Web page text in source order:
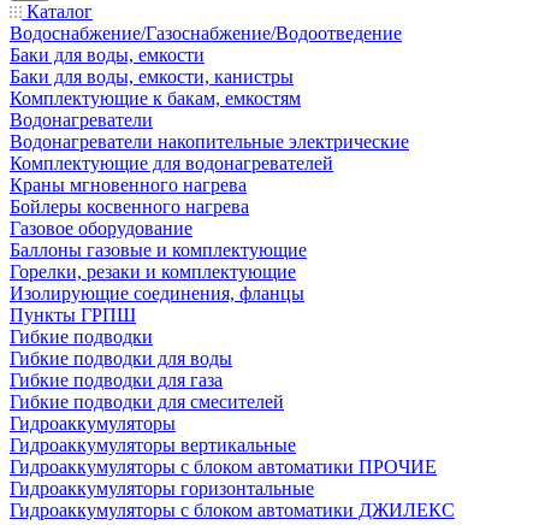
Каталог
Водоснабжение/Газоснабжение/Водоотведение
Баки для воды, емкости
Баки для воды, емкости, канистры
Комплектующие к бакам, емкостям
Водонагреватели
Водонагреватели накопительные электрические
Комплектующие для водонагревателей
Краны мгновенного нагрева
Бойлеры косвенного нагрева
Газовое оборудование
Баллоны газовые и комплектующие
Горелки, резаки и комплектующие
Изолирующие соединения, фланцы
Пункты ГРПШ
Гибкие подводки
Гибкие подводки для воды
Гибкие подводки для газа
Гибкие подводки для смесителей
Гидроаккумуляторы
Гидроаккумуляторы вертикальные
Гидроаккумуляторы с блоком автоматики ПРОЧИЕ
Гидроаккумуляторы горизонтальные
Гидроаккумуляторы с блоком автоматики ДЖИЛЕКС